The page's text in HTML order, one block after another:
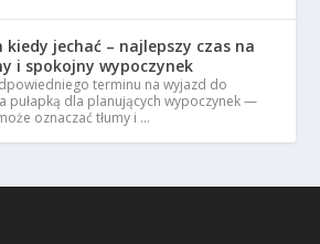
kiedy jechać – najlepszy czas na
i spokojny wypoczynek
terminu na wyjazd do
pułapką dla planujących wypoczynek —
oznaczać tłumy i …